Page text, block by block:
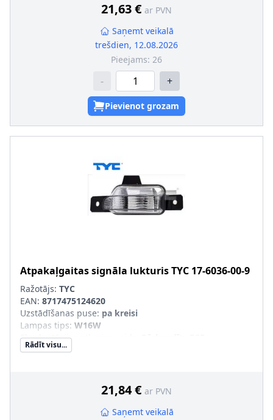
21,63 € ar PVN
Saņemt veikalā
trešdien, 12.08.2026
Pieejams: 26
- +
Pievienot grozam
Atpakaļgaitas signāla lukturisTYC 17-6036-00-9
Ražotājs: TYC
EAN: 8717475124620
Uzstādīšanas puse: pa kreisi
Lampas tips: W16W
Ekspluatācijas atļaujas veids
Papildus artikuls/Papildus informācija
Rādīt visu...
21,84 € ar PVN
Saņemt veikalā